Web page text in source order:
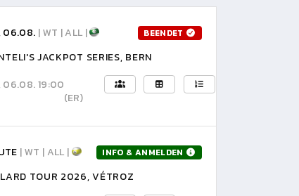
06.08. | WT | ALL | BEENDET
JACKPOT SERIES, BERN
06.08. 19:00
(ER)
| WT | ALL | INFO & ANMELDEN
TOUR 2026, VÉTROZ